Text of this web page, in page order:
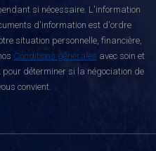
si nécessaire. L'information
d'information est d'ordre
situation personnelle, financière,
Conditions générales avec soin et
déterminer si la négociation de
convient.